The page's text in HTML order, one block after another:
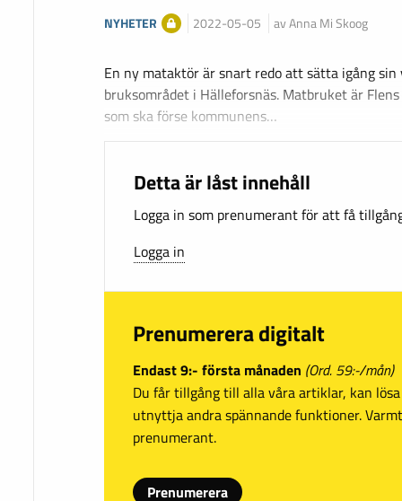
NYHETER 2022-05-05 av Anna Mi Skoog
En ny mataktör är snart redo att sätta igång sin
bruksområdet i Hälleforsnäs. Matbruket är
som ska förse kommunens…
Detta är låst innehåll
Logga in som prenumerant för att få
Logga in
Prenumerera digitalt
Endast 9:- första månaden (Ord. 59:-/mån)
Du får tillgång till alla våra artiklar, kan
utnyttja andra spännande funktioner.
prenumerant.
Prenumerera